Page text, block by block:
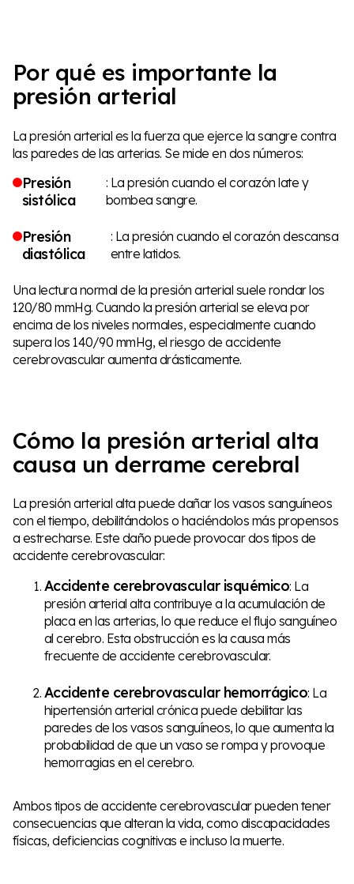
Por qué es importante la
presión arterial
La presión arterial es la fuerza que ejerce la sangre contra
las paredes de las arterias. Se mide en dos números:
Presión
sistólica
: La presión cuando el corazón late y
bombea sangre.
Presión
diastólica
: La presión cuando el corazón descansa
entre latidos.
Una lectura normal de la presión arterial suele rondar los
120/80 mmHg. Cuando la presión arterial se eleva por
encima de los niveles normales, especialmente cuando
supera los 140/90 mmHg, el riesgo de accidente
cerebrovascular aumenta drásticamente.
Cómo la presión arterial alta
causa un derrame cerebral
La presión arterial alta puede dañar los vasos sanguíneos
con el tiempo, debilitándolos o haciéndolos más propensos
a estrecharse. Este daño puede provocar dos tipos de
accidente cerebrovascular:
Accidente cerebrovascular isquémico: La
presión arterial alta contribuye a la acumulación de
placa en las arterias, lo que reduce el flujo sanguíneo
al cerebro. Esta obstrucción es la causa más
frecuente de accidente cerebrovascular.
Accidente cerebrovascular hemorrágico: La
hipertensión arterial crónica puede debilitar las
paredes de los vasos sanguíneos, lo que aumenta la
probabilidad de que un vaso se rompa y provoque
hemorragias en el cerebro.
Ambos tipos de accidente cerebrovascular pueden tener
consecuencias que alteran la vida, como discapacidades
físicas, deficiencias cognitivas e incluso la muerte.